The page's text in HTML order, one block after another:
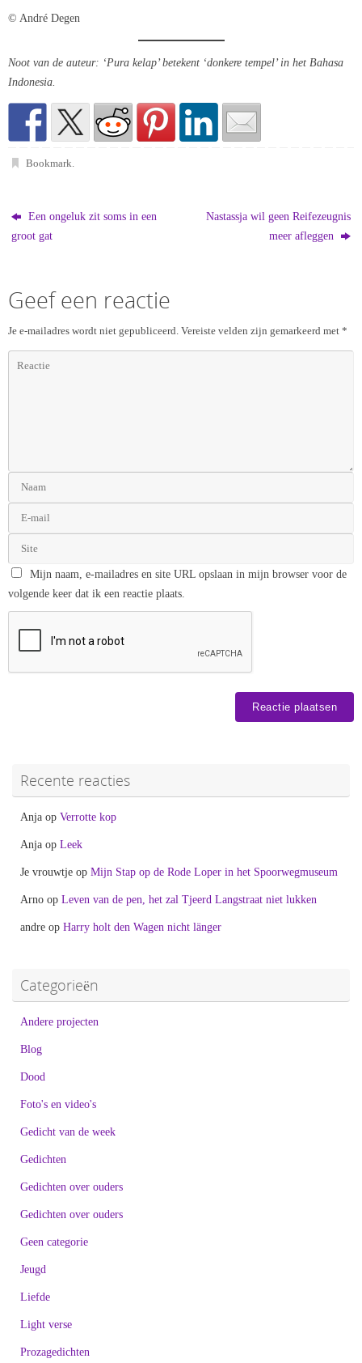
© André Degen
Noot van de auteur: ‘Pura kelap’ betekent ‘donkere tempel’ in het Bahasa
Indonesia.
Bookmark
Een ongeluk zit soms in een
groot gat
Nastassja wil geen Reifezeugnis
meer afleggen
Geef een reactie
Je e-mailadres wordt niet gepubliceerd. Vereiste velden zijn gemarkeerd met *
Mijn naam, e-mailadres en site URL opslaan in mijn browser voor de
volgende keer dat ik een reactie plaats.
Recente reacties
Anja op Verrotte kop
Anja op Leek
Je vrouwtje op Mijn Stap op de Rode Loper in het Spoorwegmuseum
Arno op Leven van de pen, het zal Tjeerd Langstraat niet lukken
andre op Harry holt den Wagen nicht länger
Categorieën
Andere projecten
Blog
Dood
Foto's en video's
Gedicht van de week
Gedichten
Gedichten over ouders
Gedichten over ouders
Geen categorie
Jeugd
Liefde
Light verse
Prozagedichten